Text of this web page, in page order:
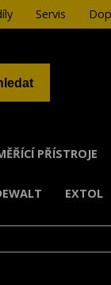
Servis
PŘÍSTROJE
EXTOL